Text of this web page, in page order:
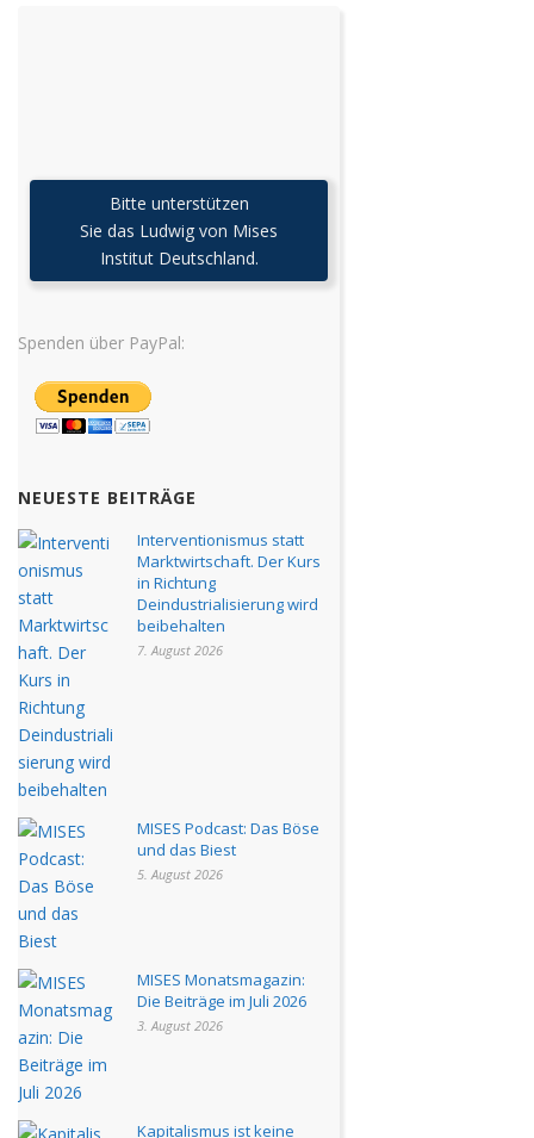
Bitte unterstützen
Sie das Ludwig von Mises
Institut Deutschland.
Spenden über PayPal:
NEUESTE BEITRÄGE
Interventionismus statt
Marktwirtschaft. Der Kurs
in Richtung
Deindustrialisierung wird
beibehalten
7. August 2026
MISES Podcast: Das Böse
und das Biest
5. August 2026
MISES Monatsmagazin:
Die Beiträge im Juli 2026
3. August 2026
Kapitalismus ist keine